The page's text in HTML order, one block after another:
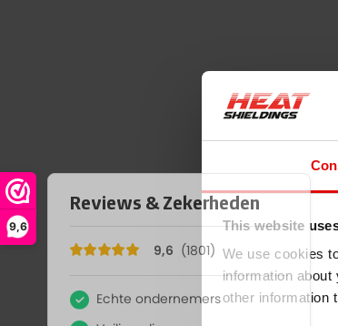
This website
We use cookies
information
other information
9,6